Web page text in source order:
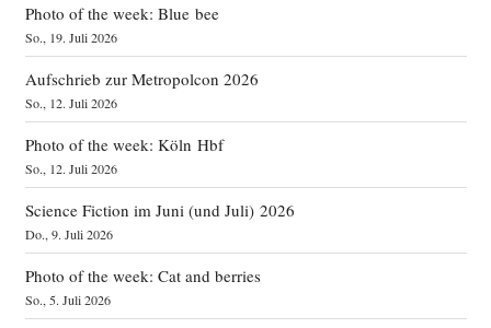
Photo of the week: Blue bee
So., 19. Juli 2026
Aufschrieb zur Metropolcon 2026
So., 12. Juli 2026
Photo of the week: Köln Hbf
So., 12. Juli 2026
Science Fiction im Juni (und Juli) 2026
Do., 9. Juli 2026
Photo of the week: Cat and berries
So., 5. Juli 2026